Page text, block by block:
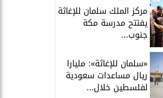
مركز الملك سلمان للإغاثة
يفتتح مدرسة مكة
جنوب...
«سلمان للإغاثة»: مليارا
ريال مساعدات سعودية
لفلسطين خلال...